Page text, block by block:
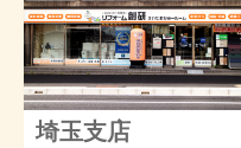
埼玉支店